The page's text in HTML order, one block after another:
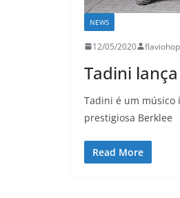
NEWS
12/05/2020
Tadini lança
Tadini é um músico
prestigiosa Berklee
Read More